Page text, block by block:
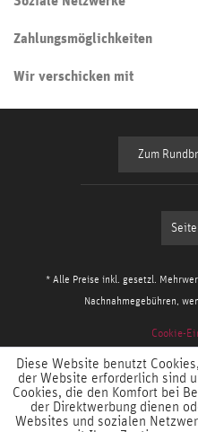
Zahlungsmöglichkeiten
Wir verschicken mit
Zum
* Alle Preise inkl. gesetzl.
Nachnahmegebühren,
Cookie-
Diese Website benutzt
der Website erforderlich sind
Cookies, die den Komfort bei
der Direktwerbung dienen
Websites und sozialen